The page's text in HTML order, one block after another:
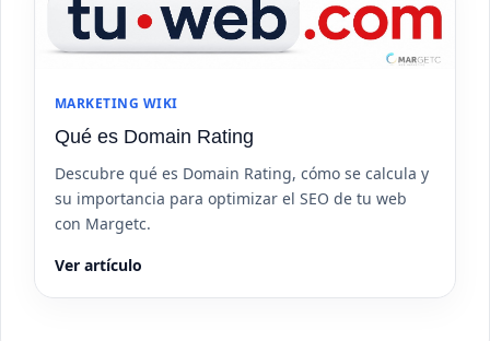
MARKETING WIKI
Qué es Domain Rating
Descubre qué es Domain Rating, cómo se calcula y
su importancia para optimizar el SEO de tu web
con Margetc.
Ver artículo